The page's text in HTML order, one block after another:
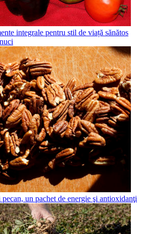
integrale pentru stil de viață sănătos
un pachet de energie şi antioxidanţi